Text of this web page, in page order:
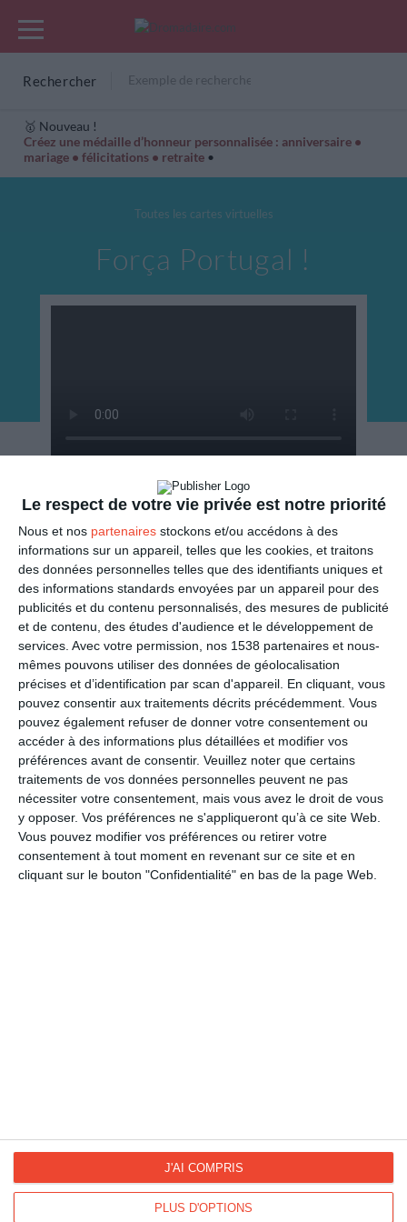
Le respect de votre vie privée est notre priorité
Nous et nos partenaires stockons et/ou accédons à des
informations sur un appareil, telles que les cookies, et traitons
des données personnelles telles que des identifiants uniques et
des informations standards envoyées par un appareil pour des
publicités et du contenu personnalisés, des mesures de publicité
et de contenu, des études d'audience et le développement de
services. Avec votre permission, nos 1538 partenaires et nous-
mêmes pouvons utiliser des données de géolocalisation
précises et d’identification par scan d'appareil. En cliquant, vous
pouvez consentir aux traitements décrits précédemment. Vous
pouvez également refuser de donner votre consentement ou
accéder à des informations plus détaillées et modifier vos
préférences avant de consentir. Veuillez noter que certains
traitements de vos données personnelles peuvent ne pas
nécessiter votre consentement, mais vous avez le droit de vous
y opposer. Vos préférences ne s'appliqueront qu’à ce site Web.
Vous pouvez modifier vos préférences ou retirer votre
consentement à tout moment en revenant sur ce site et en
cliquant sur le bouton "Confidentialité" en bas de la page Web.
PLUS D'OPTIONS
J'AI COMPRIS
Rechercher
🥇 Nouveau !
Créez une médaille d’honneur personnalisée : anniversaire •
mariage • félicitations • retraite •
Cartes Hiver Cadeaux années de naissance
Toutes les cartes virtuelles
Força Portugal !
ENVOYER
Mail(GRATUIT)
SMS (1,80€, en France)
PARTAGER
Facebook, Twitter, WhatsApp, ...
VOIR D'AUTRES CARTES DANS
LES CATÉGORIES
Détente
Sports
Football